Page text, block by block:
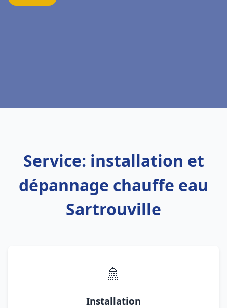
Service: installation et
dépannage chauffe eau
Sartrouville
🚿
Installation